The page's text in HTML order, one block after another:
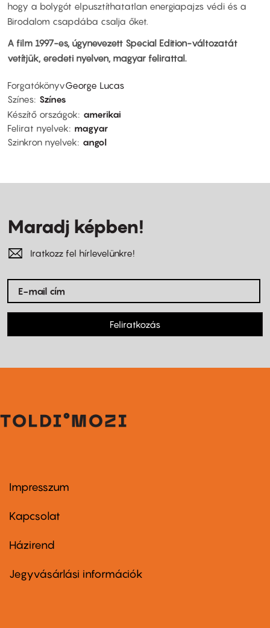
hogy a bolygót elpusztíthatatlan energiapajzs védi és a
Birodalom csapdába csalja őket.
A film 1997-es, úgynevezett Special Edition-változatát
vetítjük, eredeti nyelven, magyar felirattal.
ForgatókönyvGeorge Lucas
Színes Színes
Készítő országok
amerikai
Felirat nyelvek
magyar
Szinkron nyelvek
angol
Maradj képben!
Iratkozz fel hírlevelünkre!
Feliratkozás
Footer
first
Impresszum
Kapcsolat
Footer
second
Házirend
Jegyvásárlási információk